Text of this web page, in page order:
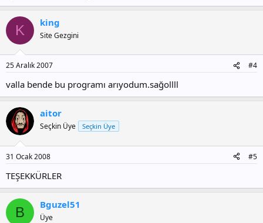
K king
Site Gezgini
25 Aralık 2007 #4
valla bende bu programı arıyodum.sağollll
aitor
Seçkin Üye Seçkin Üye
31 Ocak 2008 #5
TEŞEKKÜRLER
B Bguzel51
Üye